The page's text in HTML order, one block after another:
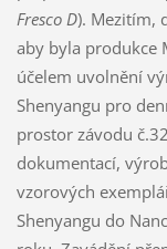
Fresco D). Mezitím,
aby byla produkce
účelem uvolnění
Shenyangu pro
prostor závodu
dokumentací,
vzorových
Shenyangu do